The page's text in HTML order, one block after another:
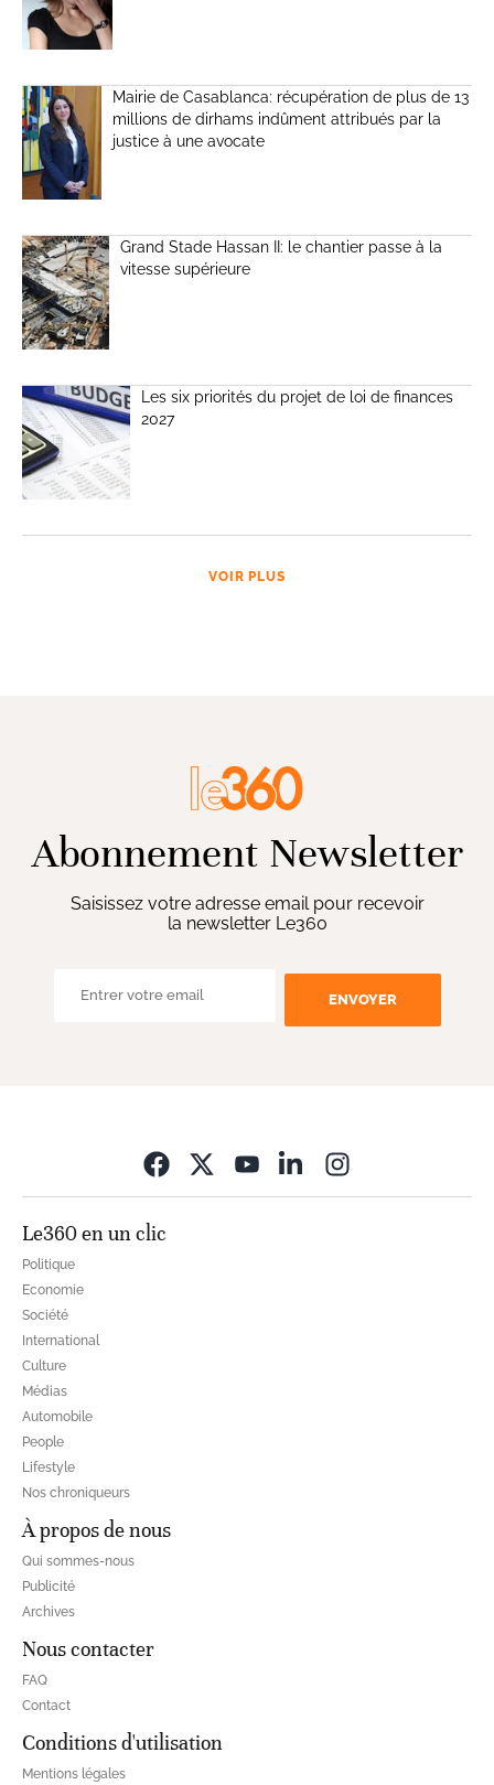
Mairie de Casablanca: récupération de plus de 13
millions de dirhams indûment attribués par la
justice à une avocate
Grand Stade Hassan II: le chantier passe à la
vitesse supérieure
Les six priorités du projet de loi de finances
2027
VOIR PLUS
Abonnement Newsletter
Saisissez votre adresse email pour recevoir
la newsletter Le360
ENVOYER
Le360 en un clic
Politique
Economie
Société
International
Culture
Médias
Automobile
People
Lifestyle
Nos chroniqueurs
À propos de nous
Qui sommes-nous
Publicité
Archives
Nous contacter
FAQ
Contact
Conditions d'utilisation
Mentions légales